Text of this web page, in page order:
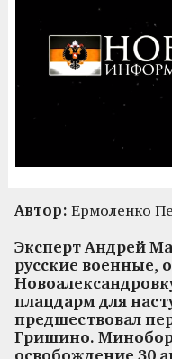
Автор: Ермоленко
Эксперт Андрей
русские военные,
плацдарм для
предшествовал
Гришино.